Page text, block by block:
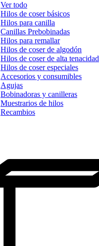
Ver todo
Hilos de coser básicos
Hilos para canilla
Canillas Prebobinadas
Hilos para remallar
Hilos de coser de algodón
Hilos de coser de alta tenacidad
Hilos de coser especiales
Accesorios y consumibles
Agujas
Bobinadoras y canilleras
Muestrarios de hilos
Recambios